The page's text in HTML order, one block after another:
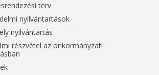
terv
nyilvántartások
nyilvántartás
részvétel az önkormányzati